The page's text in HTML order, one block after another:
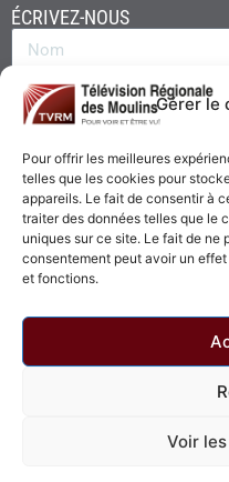
Gérer le
Pour offrir les meilleures
telles que les cookies pour
appareils. Le fait de consentir à
traiter des données telles que le
uniques sur ce site. Le fait de ne
consentement peut avoir un
et fonctions.
Voir
ÉCRIVEZ-NOUS
© 2026 - Télévision Régionale des